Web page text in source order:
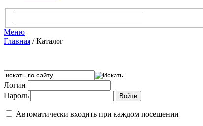
Меню
Главная /Каталог
Логин
Пароль
Автоматически входить при каждом посещении